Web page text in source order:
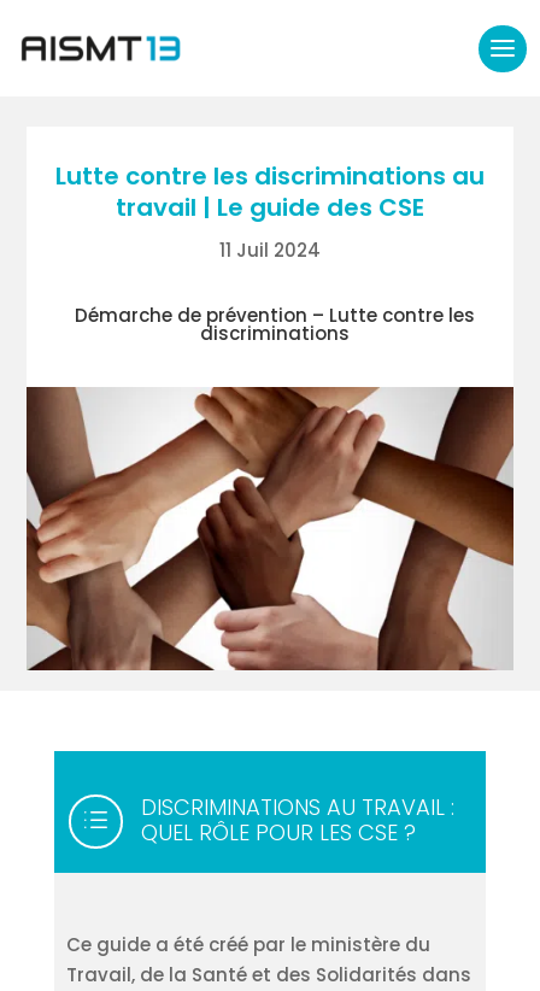
Lutte contre les discriminations au
travail | Le guide des CSE
11 Juil 2024
Démarche de prévention – Lutte contre les
discriminations
d
DISCRIMINATIONS AU TRAVAIL :
QUEL RÔLE POUR LES CSE ?
Ce guide a été créé par le ministère du
Travail, de la Santé et des Solidarités dans